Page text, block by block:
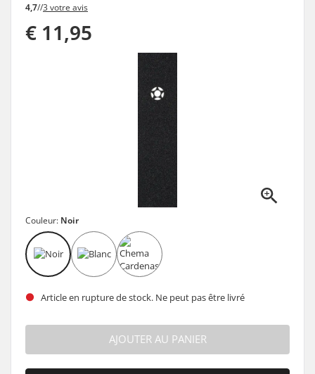
4,7//3 votre avis
€ 11,95
Couleur: Noir
Article en rupture de stock. Ne peut pas être livré
AJOUTER AU PANIER